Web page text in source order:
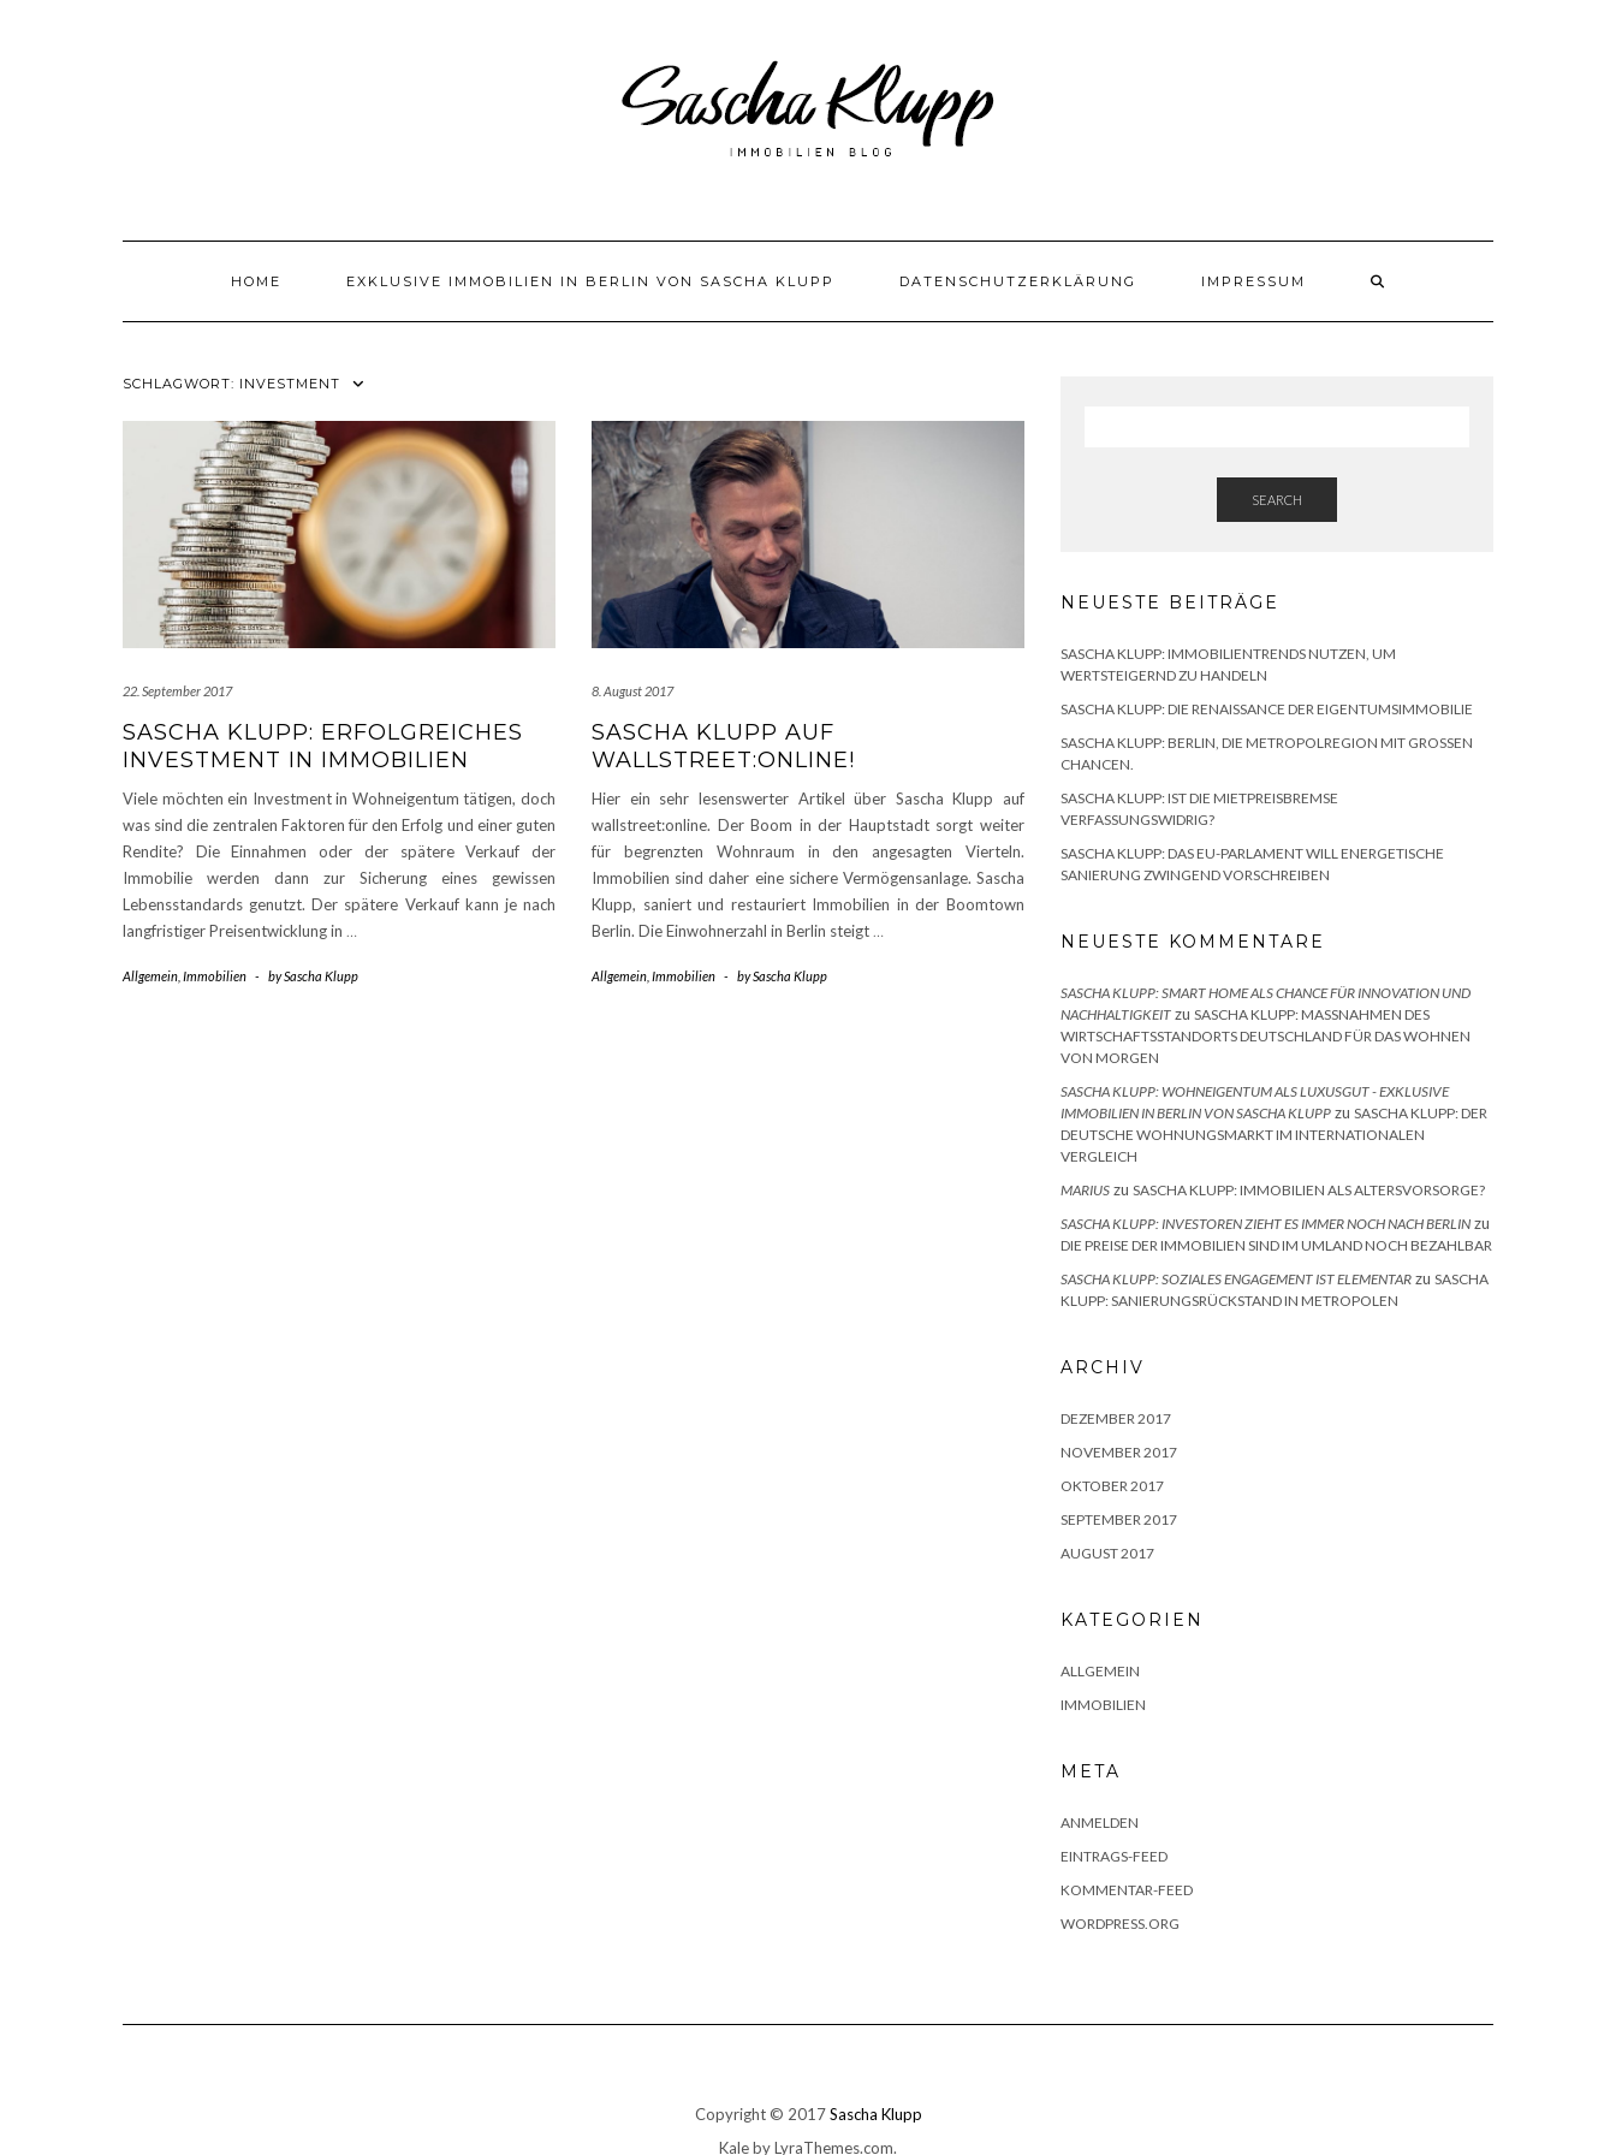
HOME EXKLUSIVE IMMOBILIEN IN BERLIN VON SASCHA KLUPP DATENSCHUTZERKLÄRUNG IMPRESSUM
SCHLAGWORT: INVESTMENT
22. September 2017
SASCHA KLUPP: ERFOLGREICHES
INVESTMENT IN IMMOBILIEN
Viele möchten ein Investment in Wohneigentum tätigen, doch
was sind die zentralen Faktoren für den Erfolg und einer guten
Rendite? Die Einnahmen oder der spätere Verkauf der
Immobilie werden dann zur Sicherung eines gewissen
Lebensstandards genutzt. Der spätere Verkauf kann je nach
langfristiger Preisentwicklung in …
Allgemein Immobilien - bySascha Klupp
8. August 2017
SASCHA KLUPP AUF
WALLSTREET:ONLINE!
Hier ein sehr lesenswerter Artikel über Sascha Klupp auf
wallstreet:online. Der Boom in der Hauptstadt sorgt weiter
für begrenzten Wohnraum in den angesagten Vierteln.
Immobilien sind daher eine sichere Vermögensanlage. Sascha
Klupp, saniert und restauriert Immobilien in der Boomtown
Berlin. Die Einwohnerzahl in Berlin steigt…
Allgemein Immobilien - bySascha Klupp
SEARCH
NEUESTE BEITRÄGE
SASCHA KLUPP: IMMOBILIENTRENDS NUTZEN, UM
WERTSTEIGERND ZU HANDELN
SASCHA KLUPP: DIE RENAISSANCE DER EIGENTUMSIMMOBILIE
SASCHA KLUPP: BERLIN, DIE METROPOLREGION MIT GROSSEN C
HANCEN.
SASCHA KLUPP: IST DIE MIETPREISBREMSE
VERFASSUNGSWIDRIG?
SASCHA KLUPP: DAS EU-PARLAMENT WILL ENERGETISCHE
SANIERUNG ZWINGEND VORSCHREIBEN
NEUESTE KOMMENTARE
SASCHA KLUPP: SMART HOME ALS CHANCE FÜR INNOVATION UND
NACHHALTIGKEIT zu SASCHA KLUPP: MASSNAHMEN DES W
IRTSCHAFTSSTANDORTS DEUTSCHLAND FÜR DAS WOHNEN V
ON MORGEN
SASCHA KLUPP: WOHNEIGENTUM ALS LUXUSGUT - EXKLUSIVE
IMMOBILIEN IN BERLIN VON SASCHA KLUPP zu SASCHA KLUPP: DER
DEUTSCHE WOHNUNGSMARKT IM INTERNATIONALEN
VERGLEICH
MARIUS zu SASCHA KLUPP: IMMOBILIEN ALS ALTERSVORSORGE?
SASCHA KLUPP: INVESTOREN ZIEHT ES IMMER NOCH NACH BERLIN zu
DIE PREISE DER IMMOBILIEN SIND IM UMLAND NOCH BEZAHLBAR
SASCHA KLUPP: SOZIALES ENGAGEMENT IST ELEMENTAR zu SASCHA
KLUPP: SANIERUNGSRÜCKSTAND IN METROPOLEN
ARCHIV
DEZEMBER 2017
NOVEMBER 2017
OKTOBER 2017
SEPTEMBER 2017
AUGUST 2017
KATEGORIEN
ALLGEMEIN
IMMOBILIEN
META
ANMELDEN
EINTRAGS-FEED
KOMMENTAR-FEED
WORDPRESS.ORG
Copyright © 2017Sascha Klupp
Kaleby LyraThemes.com.